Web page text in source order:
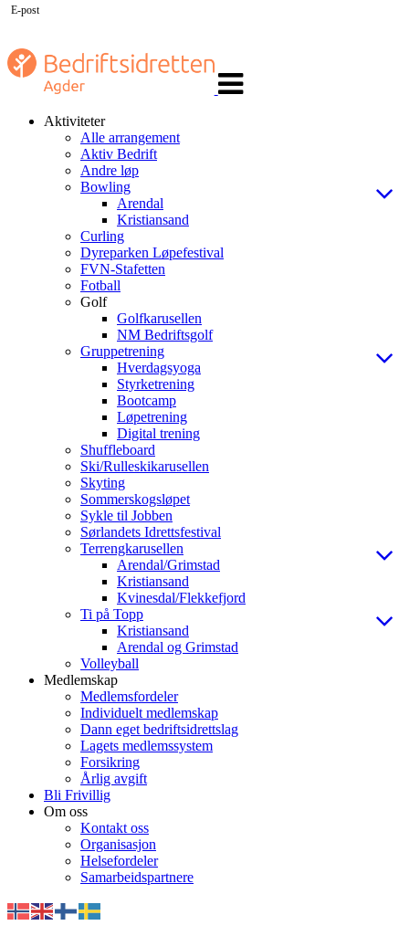
navigasjon
Aktiviteter
Alle arrangement
Aktiv Bedrift
Andre løp
Bowling
Arendal
Kristiansand
Curling
Dyreparken Løpefestival
FVN-Stafetten
Fotball
Golf
Golfkarusellen
NM Bedriftsgolf
Gruppetrening
Hverdagsyoga
Styrketrening
Bootcamp
Løpetrening
Digital trening
Shuffleboard
Ski/Rulleskikarusellen
Skyting
Sommerskogsløpet
Sykle til Jobben
Sørlandets Idrettsfestival
Terrengkarusellen
Arendal/Grimstad
Kristiansand
Kvinesdal/Flekkefjord
Ti på Topp
Kristiansand
Arendal og Grimstad
Volleyball
Medlemskap
Medlemsfordeler
Individuelt medlemskap
Dann eget bedriftsidrettslag
Lagets medlemssystem
Forsikring
Årlig avgift
Bli Frivillig
Om oss
Kontakt oss
Organisasjon
Helsefordeler
Samarbeidspartnere
E-post